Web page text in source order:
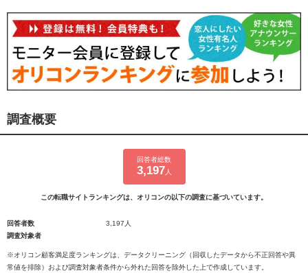
調査概要
回答者総数
3,197 人
この転職サイトランキングは、オリコンの以下の調査に基づいています。
回答者数
3,197人
調査対象者
※オリコン顧客満足度ランキングは、データクリーニング（回収したデータから不正回答や異
常値を排除）および調査対象者条件から外れた回答を除外した上で作成しています。